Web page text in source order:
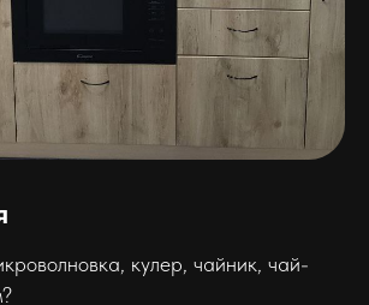
кулер, чайник, чай-